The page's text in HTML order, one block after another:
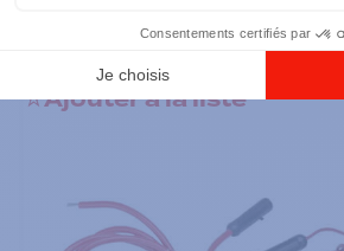
Ajouter à la liste